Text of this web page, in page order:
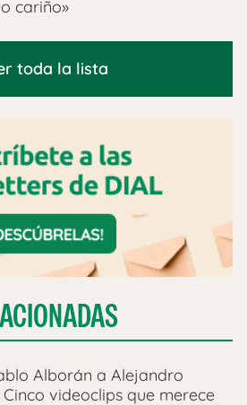
cariño»
toda la lista
Alborán a Alejandro
Cinco videoclips que merece